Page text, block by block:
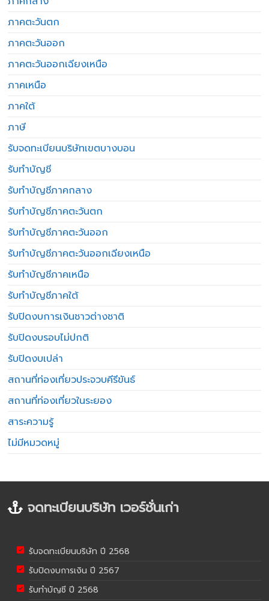
ภาคตะวันตก
ภาคตะวันออก
ภาคตะวันออกเฉียงเหนือ
ภาคเหนือ
ภาคใต้
ภาษี
รับจดทะเบียนบริษัทเขตบางบอน
รับทำบัญชี
รับทำบัญชีภาคกลาง
รับทำบัญชีภาคตะวันตก
รับทำบัญชีภาคตะวันออก
รับทำบัญชีภาคตะวันออกเฉียงเหนือ
รับทำบัญชีภาคเหนือ
รับทำบัญชีภาคใต้
รับปิดงบการเงินชาวต่างชาติ
รับปิดงบรอบไม่ปกติ
รับปิดงบเปล่า
สถานที่ท่องเที่ยวประจวบคีรีขันธ์
สถานที่ท่องเที่ยวในระยอง
สาระความรู้
ไม่มีหมวดหมู่
จดทะเบียนบริษัท เวอร์ชั่นเก่า
รับจดทะเบียนบริษัท ปี 2568
รับปิดงบการเงิน ปี 2567
รับทำบัญชี ปี 2568